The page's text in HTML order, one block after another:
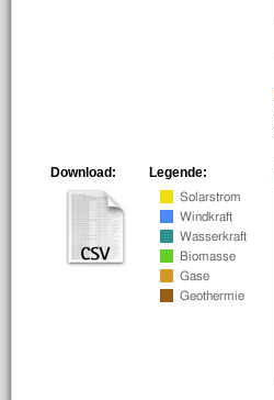
Legende:
Download: